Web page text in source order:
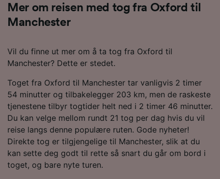
Mer om reisen med tog fra Oxford til
Manchester
Vil du finne ut mer om å ta tog fra Oxford til
Manchester? Dette er stedet.
Toget fra Oxford til Manchester tar vanligvis 2 timer
54 minutter og tilbakelegger 203 km, men de raskeste
tjenestene tilbyr togtider helt ned i 2 timer 46 minutter.
Du kan velge mellom rundt 21 tog per dag hvis du vil
reise langs denne populære ruten. Gode nyheter!
Direkte tog er tilgjengelige til Manchester, slik at du
kan sette deg godt til rette så snart du går om bord i
toget, og bare nyte turen.